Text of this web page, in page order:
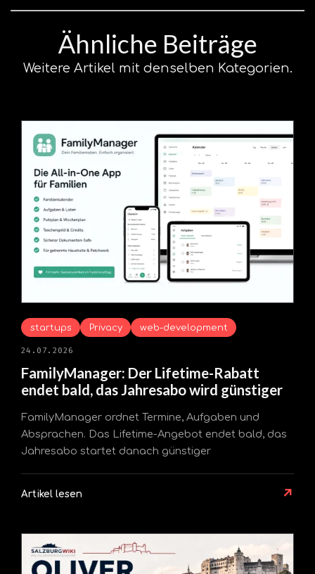
Ähnliche Beiträge
Weitere Artikel mit denselben Kategorien.
startups Privacy web-development
24.07.2026
FamilyManager: Der Lifetime-Rabatt
endet bald, das Jahresabo wird günstiger
FamilyManager ordnet Termine, Aufgaben und
Absprachen. Das Lifetime-Angebot endet bald, das
Jahresabo startet danach günstiger
Artikel lesen ↗